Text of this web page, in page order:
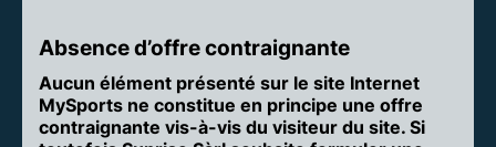
Absence d’offre contraignante
Aucun élément présenté sur le site Internet
MySports ne constitue en principe une offre
contraignante vis-à-vis du visiteur du site. Si